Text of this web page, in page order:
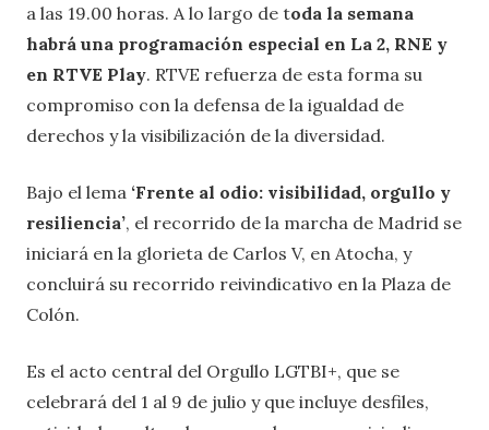
a las 19.00 horas. A lo largo de toda la semana
habrá una programación especial en La 2, RNE y
en RTVE Play. RTVE refuerza de esta forma su
compromiso con la defensa de la igualdad de
derechos y la visibilización de la diversidad.
Bajo el lema ‘Frente al odio: visibilidad, orgullo y
resiliencia’, el recorrido de la marcha de Madrid se
iniciará en la glorieta de Carlos V, en Atocha, y
concluirá su recorrido reivindicativo en la Plaza de
Colón.
Es el acto central del Orgullo LGTBI+, que se
celebrará del 1 al 9 de julio y que incluye desfiles,